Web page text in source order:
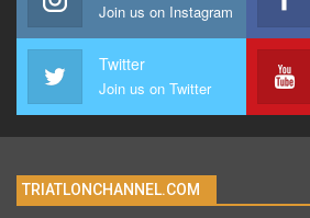
Join us on Instagram
Twitter
Join us on Twitter
TRIATLONCHANNEL.COM